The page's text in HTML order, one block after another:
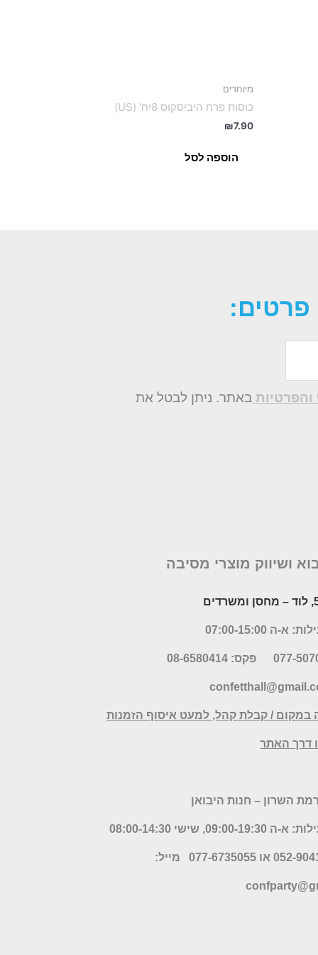
מיוחדים
כוסות פרח היביסקוס 8יח' (US)
₪7.90
הוספה לסל
פרטים:
באתר. ניתן לבטל את
ושיווק מוצרי מסיבה
– מחסן ומשרדים
ה 07:00-15:00
פקס: 08-6580414
במקום / קבלת קהל, למעט איסוף הזמנות
דרך האתר
שישי 08:00-14:30
מייל:
confparty